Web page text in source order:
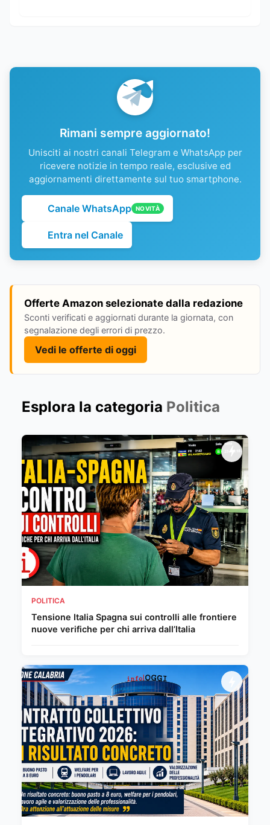
Rimani sempre aggiornato!
Unisciti ai nostri canali Telegram e WhatsApp per
ricevere notizie in tempo reale, esclusive ed
aggiornamenti direttamente sul tuo smartphone.
Canale WhatsApp NOVITÀ
Entra nel Canale
Offerte Amazon selezionate dalla redazione
Sconti verificati e aggiornati durante la giornata, con
segnalazione degli errori di prezzo.
Vedi le offerte di oggi
Esplora la categoria Politica
POLITICA
Tensione Italia Spagna sui controlli alle frontiere
nuove verifiche per chi arriva dall’Italia